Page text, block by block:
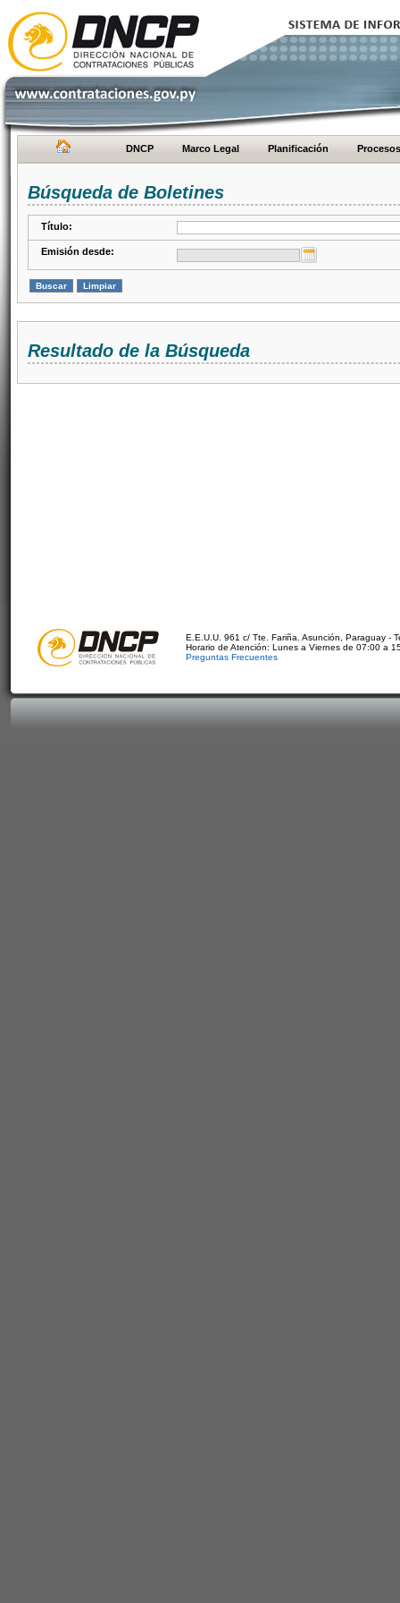
DNCP Marco Legal Planificación Procesos
Búsqueda de Boletines
Título:
Emisión desde:
Resultado de la Búsqueda
E.E.U.U. 961 c/ Tte. Fariña. Asunción, Paraguay -
Horario de Atención: Lunes a Viernes de 07:00 a
Preguntas Frecuentes